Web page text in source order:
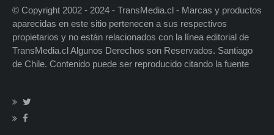
© Copyright 2002 - 2024 - TransMedia.cl - Marcas y productos
aparecidas en este sitio pertenecen a sus respectivos
propietarios y no están relacionados con la línea editorial de
TransMedia.cl Algunos Derechos son Reservados. Santiago
de Chile. Contenido puede ser reproducido citando la fuente